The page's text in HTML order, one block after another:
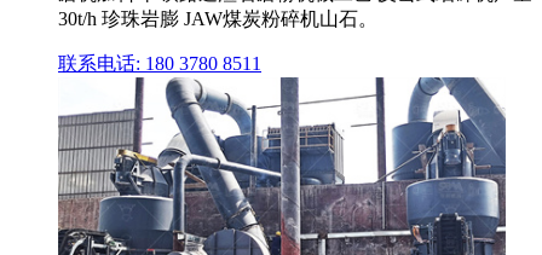
30t/h 珍珠岩膨 JAW煤炭粉碎机山石。
联系电话: 180 3780 8511